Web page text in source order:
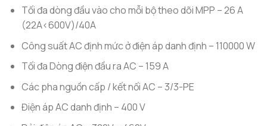
Tối đa dòng đầu vào cho mỗi bộ theo dõi MPP – 26 A
(22A<600V)/40A
Công suất AC định mức ở điện áp danh định – 110000 W
Tối đa Dòng điện đầu ra AC – 159 A
Các pha nguồn cấp / kết nối AC – 3/3-PE
Điện áp AC danh định – 400 V